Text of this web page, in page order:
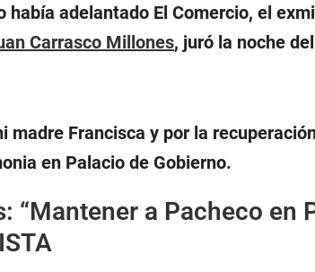
había adelantado El Comercio, el
Carrasco Millones, juró la noche
madre Francisca y por la
en Palacio de Gobierno.
“Mantener a Pacheco en